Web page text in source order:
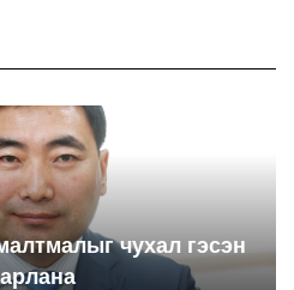
чухал гэсэн